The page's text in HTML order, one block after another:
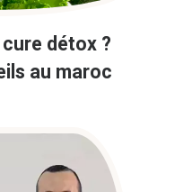
détox ?
au maroc